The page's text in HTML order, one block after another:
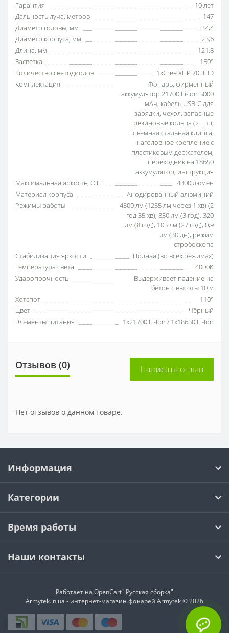
Гарантия
10 лет
Дальность луча, метров
147
Диаметр головы, мм
34,4
Диаметр корпуса, мм
23,6
Длина, мм
121,8
Засветка
150°
Количество светодиодов
1хCree XHP 70.3HD
Комплектация
Фонарь, фирменный
аккумулятор 21700 Li-Ion 5000
мАч, кабель USB-C для
зарядки, чехол, запасные
резиновые кольца (2 шт.),
съемная стальная клипса,
наголовное крепление с
пластиковым держателем,
переходник на 18650
аккумулятор, инструкция
Максимальная яркость, OTF
4300 люмен
Материал корпуса
Анодированный алюминий
Режимы работы
4300 лм (1255 лм через 1 хв) (2
год 35 хв), 830 лм (3 год), 320
лм (8 год), 105 лм (27 год), 0,9
лм (30 дн), режим
стробоскопа
Стабилизация яркости
Полная (во всех режимах)
Температура света
4000K
Ударопрочность
Выдерживает падение на
бетон с высоты 10 м
Хотспот
110°
Цвет
Чёрный
Элементы питания
1x21700 Li-Ion / 1x18650 Li-Ion
Отзывов (0) Написать отзыв
Нет отзывов о данном товаре.
Информация
Категории
Время работы
Наши контакты
Работает на OpenCart "Русская сборка"
Armytek.in.ua - интернет-магазин фонарей Armytek © 2026